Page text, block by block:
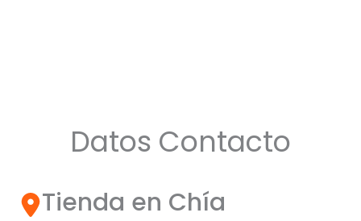
Datos Contacto
Tienda en Chía